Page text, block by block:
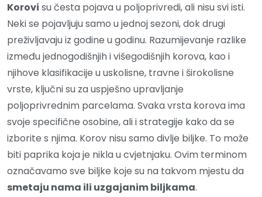
Korovi su česta pojava u poljoprivredi, ali nisu svi isti.
Neki se pojavljuju samo u jednoj sezoni, dok drugi
preživljavaju iz godine u godinu. Razumijevanje razlike
između jednogodišnjih i višegodišnjih korova, kao i
njihove klasifikacije u uskolisne, travne i širokolisne
vrste, ključni su za uspješno upravljanje
poljoprivrednim parcelama. Svaka vrsta korova ima
svoje specifične osobine, ali i strategije kako da se
izborite s njima. Korov nisu samo divlje biljke. To može
biti paprika koja je nikla u cvjetnjaku. Ovim terminom
označavamo sve biljke koje su na takvom mjestu da
smetaju nama ili uzgajanim biljkama.